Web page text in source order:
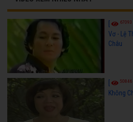
[ 67093
Vơ - Lệ
Châu
50846
Không